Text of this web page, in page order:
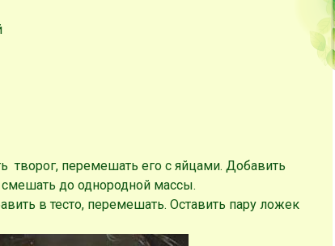
творог, перемешать его с яйцами. Добавить
до однородной массы.
в тесто, перемешать. Оставить пару ложек